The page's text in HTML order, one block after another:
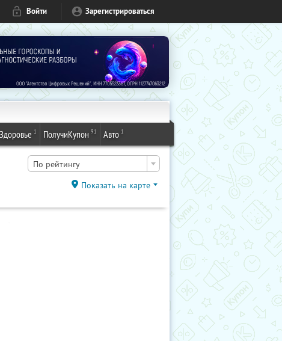
Войти Зарегистрироваться
Здоровье 1 ПолучиКупон 91 Авто 1
По рейтингу
Показать на карте